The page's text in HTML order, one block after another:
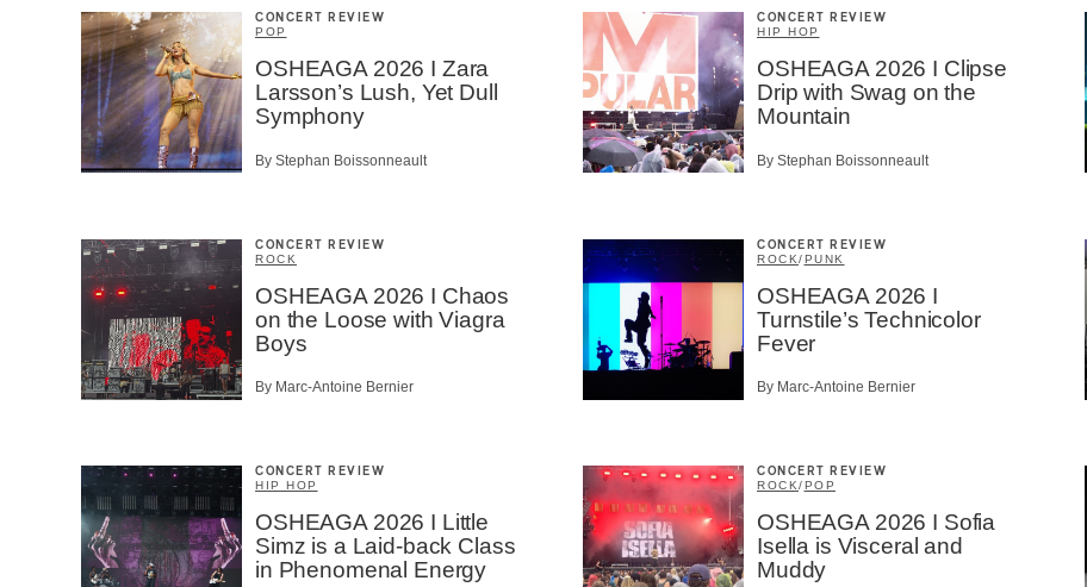
CONCERT REVIEW
POP
OSHEAGA 2026 I Zara
Larsson’s Lush, Yet Dull
Symphony
By Stephan Boissonneault
CONCERT REVIEW
HIP HOP
OSHEAGA 2026 I Clipse
Drip with Swag on the
Mountain
By Stephan Boissonneault
CONCERT REVIEW
ROCK
OSHEAGA 2026 I Chaos
on the Loose with Viagra
Boys
By Marc-Antoine Bernier
CONCERT REVIEW
ROCK/PUNK
OSHEAGA 2026 I
Turnstile’s Technicolor
Fever
By Marc-Antoine Bernier
CONCERT REVIEW
HIP HOP
OSHEAGA 2026 I Little
Simz is a Laid-back Class
in Phenomenal Energy
CONCERT REVIEW
ROCK/POP
OSHEAGA 2026 I Sofia
Isella is Visceral and
Muddy